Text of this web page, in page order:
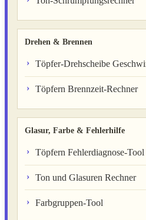
Drehen & Brennen
Töpfer-Drehscheibe
Töpfern Brennzeit-Rechner
Glasur, Farbe & Fehlerhilfe
Töpfern Fehlerdiagnose-Tool
Ton und Glasuren Rechner
Farbgruppen-Tool